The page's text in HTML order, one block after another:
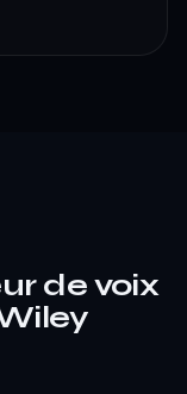
de voix